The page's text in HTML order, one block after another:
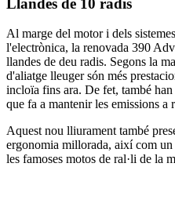
Al marge del motor i dels
l'electrònica, la renovada 390
llandes de deu radis. Segons la
d'aliatge lleuger són més
incloïa fins ara. De fet, també
que fa a mantenir les emissions a
Aquest nou lliurament també
ergonomia millorada, així com un
les famoses motos de ral·li de la